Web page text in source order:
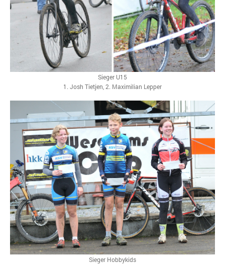
Sieger U15
1. Josh Tietjen, 2. Maximilian Lepper
Sieger Hobbykids